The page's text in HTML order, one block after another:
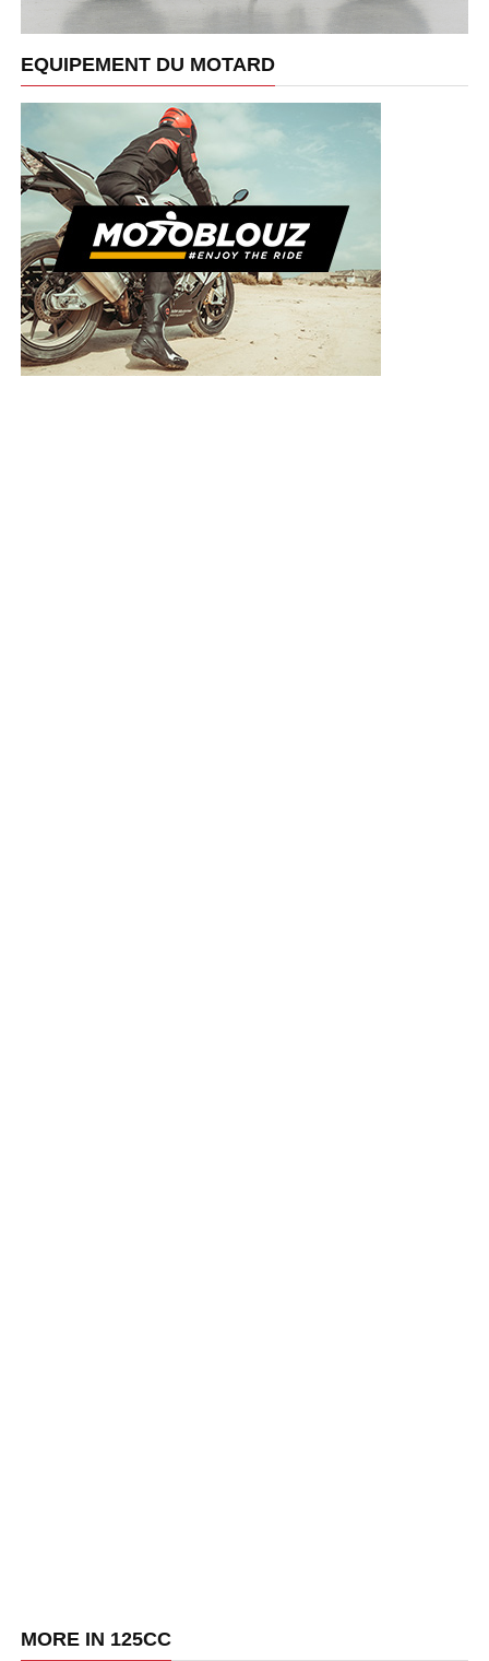
EQUIPEMENT DU MOTARD
MORE IN 125CC